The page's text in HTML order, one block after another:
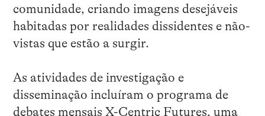
comunidade, criando imagens desejáveis
habitadas por realidades dissidentes e não-
vistas que estão a surgir.
As atividades de investigação e
disseminação incluíram o programa de
debates mensais X-Centric Futures, uma